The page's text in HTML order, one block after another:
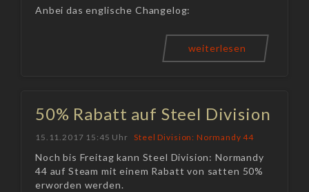
Anbei das englische Changelog:
weiterlesen
50% Rabatt auf Steel Division
15.11.2017 15:45 Uhr Steel Division: Normandy 44
Noch bis Freitag kann Steel Division: Normandy
44 auf Steam mit einem Rabatt von satten 50%
erworden werden.